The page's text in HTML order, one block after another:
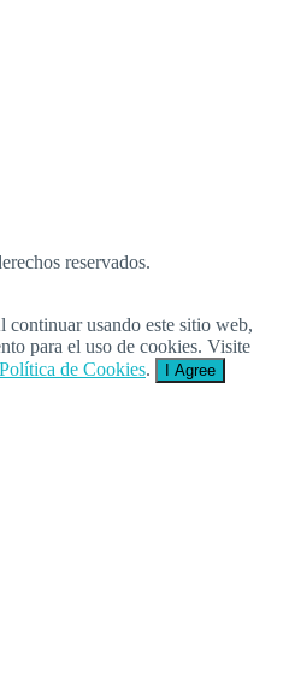
reservados.
usando este sitio web,
para el uso de cookies. Visite
Política de Cookies. I Agree